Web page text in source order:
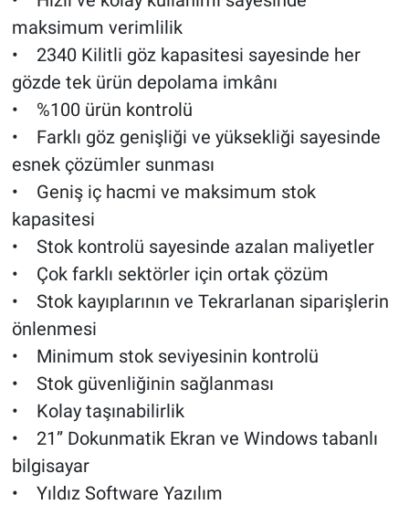
maksimum verimlilik
• 2340 Kilitli göz kapasitesi sayesinde her
gözde tek ürün depolama imkânı
• %100 ürün kontrolü
• Farklı göz genişliği ve yüksekliği sayesinde
esnek çözümler sunması
• Geniş iç hacmi ve maksimum stok
kapasitesi
• Stok kontrolü sayesinde azalan maliyetler
• Çok farklı sektörler için ortak çözüm
• Stok kayıplarının ve Tekrarlanan siparişlerin
önlenmesi
• Minimum stok seviyesinin kontrolü
• Stok güvenliğinin sağlanması
• Kolay taşınabilirlik
• 21” Dokunmatik Ekran ve Windows tabanlı
bilgisayar
• Yıldız Software Yazılım